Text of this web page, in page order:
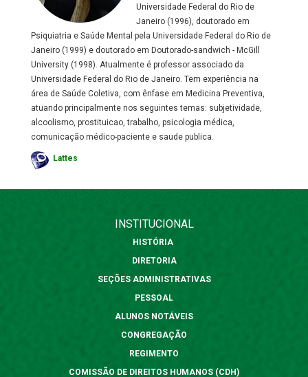
Universidade Federal do Rio de
Janeiro (1996), doutorado em
Psiquiatria e Saúde Mental pela Universidade Federal do Rio de
Janeiro (1999) e doutorado em Doutorado-sandwich - McGill
University (1998). Atualmente é professor associado da
Universidade Federal do Rio de Janeiro. Tem experiência na
área de Saúde Coletiva, com ênfase em Medicina Preventiva,
atuando principalmente nos seguintes temas: subjetividade,
alcoolismo, prostituicao, trabalho, psicologia médica,
comunicação médico-paciente e saude publica.
Lattes
INSTITUCIONAL
HISTÓRIA
DIRETORIA
SEÇÕES ADMINISTRATIVAS
PESSOAL
ALUNOS NOTÁVEIS
CONGREGAÇÃO
REGIMENTO
COMISSÃO DE DIREITOS HUMANOS (CDH)